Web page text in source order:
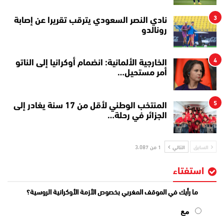
3
نادي النصر السعودي يترقب تقريرا عن إصابة
رونالدو
4
الخارجية الألمانية: انضمام أوكرانيا إلى الناتو
أمر مستحيل…
5
المنتخب الوطني لأقل من 17 سنة يغادر إلى
الجزائر في رحلة…
السابق التالي 1 من 3٬087
استفتاء
ما رأيك في الموقف المغربي بخصوص الأزمة الأوكرانية الروسية؟
مع